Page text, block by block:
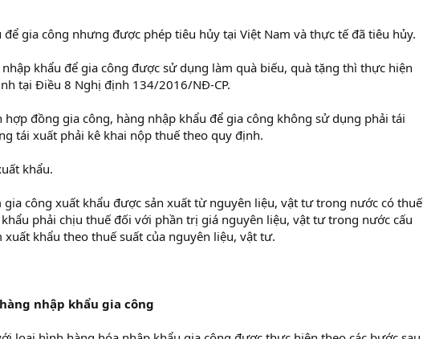
để gia công nhưng được phép tiêu hủy tại Việt Nam và thực tế đã tiêu hủy.
khẩu để gia công được sử dụng làm quà biếu, quà tặng thì thực hiện
tại Điều 8 Nghị định 134/2016/NĐ-CP.
đồng gia công, hàng nhập khẩu để gia công không sử dụng phải tái
tái xuất phải kê khai nộp thuế theo quy định.
khẩu.
gia công xuất khẩu được sản xuất từ nguyên liệu, vật tư trong nước có thuế
phải chịu thuế đối với phần trị giá nguyên liệu, vật tư trong nước cấu
khẩu theo thuế suất của nguyên liệu, vật tư.
nhập khẩu gia công